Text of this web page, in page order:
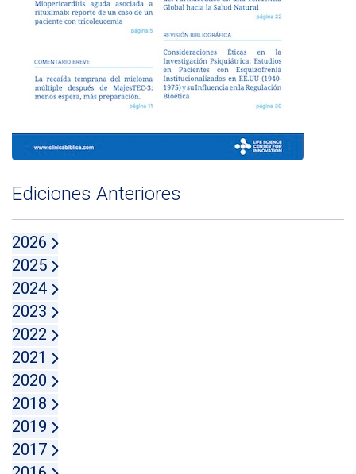
Ediciones Anteriores
2026
2025
2024
2023
2022
2021
2020
2018
2019
2017